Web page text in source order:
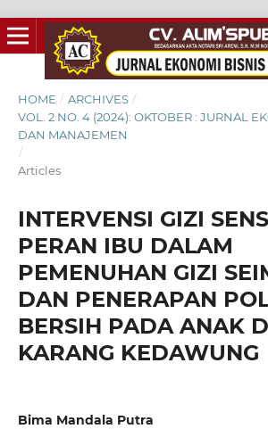
HOME / ARCHIVES /
VOL. 2 NO. 4 (2024): OKTOBER : JURNAL
DAN MANAJEMEN
/
Articles
INTERVENSI GIZI
PERAN IBU DALAM
PEMENUHAN GIZI
DAN PENERAPAN
BERSIH PADA ANAK
KARANG KEDAWUNG
Bima Mandala Putra